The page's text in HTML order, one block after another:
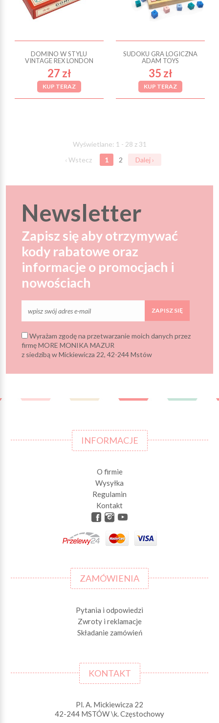
DOMINO W STYLU
VINTAGE REX LONDON
27 zł
KUP TERAZ
SUDOKU GRA LOGICZNA
ADAM TOYS
35 zł
KUP TERAZ
Wyświetlane: 1 - 28 z 31
‹ Wstecz
1 2 Dalej ›
Newsletter
Zapisz się aby otrzymywać
kody rabatowe oraz
informacje o promocjach i
nowościach
ZAPISZ SIĘ
Wyrażam zgodę na przetwarzanie moich danych przez
firmę MORE MONIKA MAZUR
z siedzibą w Mickiewicza 22, 42-244 Mstów
INFORMACJE
O firmie
Wysyłka
Regulamin
Kontakt
ZAMÓWIENIA
Pytania i odpowiedzi
Zwroty i reklamacje
Składanie zamówień
KONTAKT
Pl. A. Mickiewicza 22
42-244 MSTÓW \k. Częstochowy